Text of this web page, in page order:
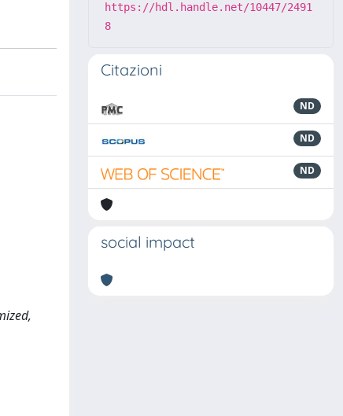
https://hdl.handle.net/10447/2491
8
Citazioni
ND
ND
ND
social impact